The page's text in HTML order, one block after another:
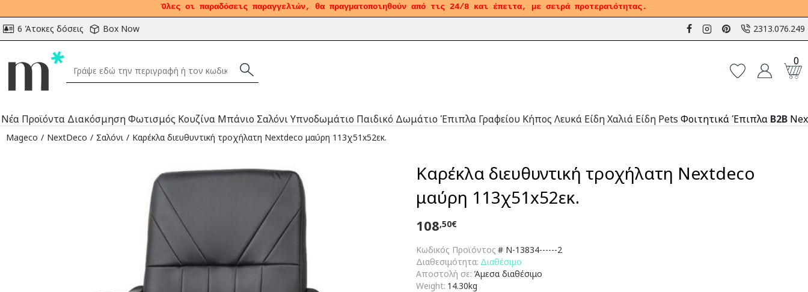
Όλες οι παραδόσεις παραγγελιών, θα πραγματοποιηθούν από τις 24/8 και έπειτα, με σειρά προτεραιότητας.
6 Άτοκες δόσεις Box Now 2313.076.249
0
Νέα Προϊόντα ΔιακόσμησηΦωτισμός Κουζίνα Μπάνιο ΣαλόνιΥπνοδωμάτιο Παιδικό Δωμάτιο Έπιπλα Γραφείου Κήπος Λευκά ΕίδηΧαλιά Είδη Pets Φοιτητικά Έπιπλα B2B
Mageco NextDeco Σαλόνι Καρέκλα διευθυντική τροχήλατη Nextdeco μαύρη 113χ51x52εκ.
Καρέκλα διευθυντική τροχήλατη Nextdeco
μαύρη 113χ51x52εκ.
Κωδικός Προϊόντος # N-13834------2
Διαθεσιμότητα: Διαθέσιμο
Αποστολή σε: Άμεσα διαθέσιμο
Weight: 14.30kg
108,50€